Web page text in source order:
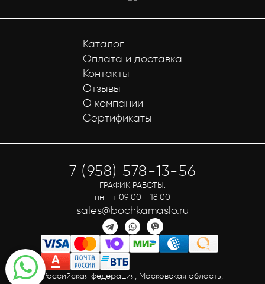
Каталог
Оплата и доставка
Контакты
Отзывы
О компании
Сертификаты
Российская федерация, Московская область,
7 (958) 578-13-56
ГРАФИК РАБОТЫ:
пн-пт 09:00 - 18:00
sales@bochkamaslo.ru